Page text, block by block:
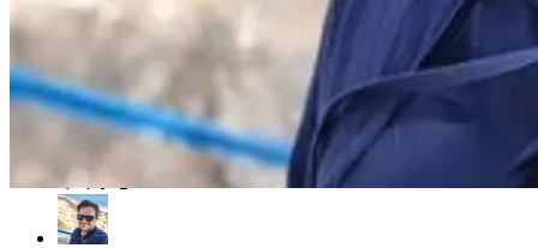
Dağhan
yazilan
gonderiyi
goruntule
@daghanirak.com2 hafta
Dedesi cumhuriyeti kurmuş Küflü Faik Paşa grup başkanı
olmayacaktı da, Allah'ın Manisalı öğretmen çocuğu
eczacısı mı olacaktı?
❤️
💬
Bluesky'da
Dağhan